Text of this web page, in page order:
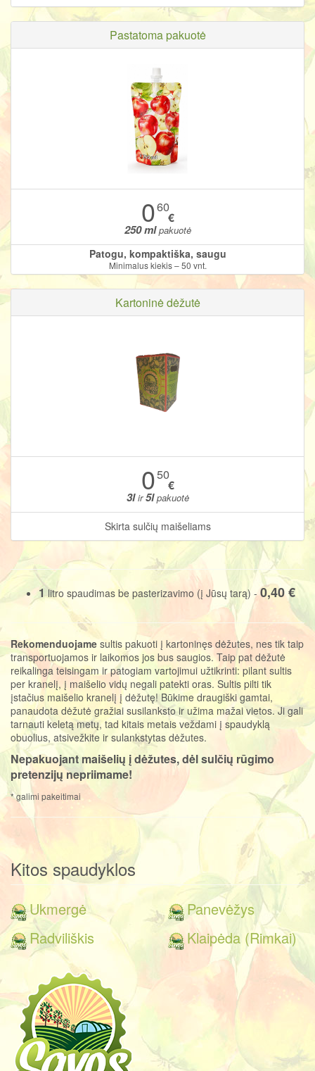
Pastatoma pakuotė
060
€
250 mlpakuotė
Patogu, kompaktiška, saugu
Minimalus kiekis – 50 vnt.
Kartoninė dėžutė
050
€
3lir5lpakuotė
Skirta sulčių maišeliams
1litro spaudimas be pasterizavimo (į Jūsų tarą) -0,40 €
Rekomenduojame sultis pakuoti į kartoninęs dėžutes, nes tik taip
transportuojamos ir laikomos jos bus saugios. Taip pat dėžutė
reikalinga teisingam ir patogiam vartojimui užtikrinti: pilant sultis
per kranelį, į maišelio vidų negali patekti oras. Sultis pilti tik
įstačius maišelio kranelį į dėžutę! Būkime draugiški gamtai,
panaudota dėžutė gražiai susilanksto ir užima mažai vietos. Ji gali
tarnauti keletą metų, tad kitais metais veždami į spaudyklą
obuolius, atsivežkite ir sulankstytas dėžutes.
Nepakuojant maišelių į dėžutes, dėl sulčių rūgimo
pretenzijų nepriimame!
* galimi pakeitimai
Kitos spaudyklos
Ukmergė
Panevėžys
Radviliškis
Klaipėda (Rimkai)